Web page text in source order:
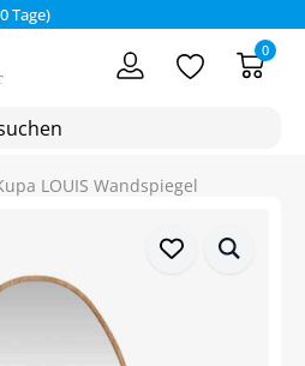
Tage)
0
LOUIS Wandspiegel